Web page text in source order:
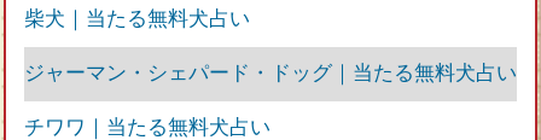
柴犬｜当たる無料犬占い
ジャーマン・シェパード・ドッグ｜当たる無料犬占い
チワワ｜当たる無料犬占い